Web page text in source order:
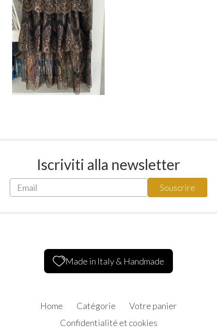
Iscriviti alla newsletter
Made in Italy & Handmade
Home Catégorie
Votre panier
Confidentialité et cookies